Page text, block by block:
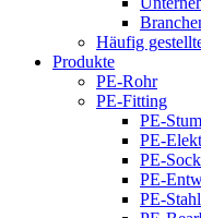
Häufig
Produkte
PE-Rohr
PE-Fitting
PE-
PE-
PE-
PE-
PE-